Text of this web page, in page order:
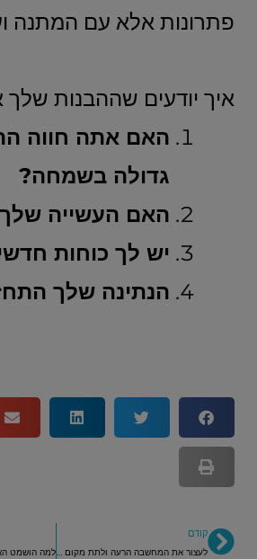
פתרונות אלא עם המתנה
איך יודעים שההבנות שלך
האם אתה חווה
גדולה בשמחה?
האם העשייה
יש לך כוחות
הנתינה שלך
קודם
קודם